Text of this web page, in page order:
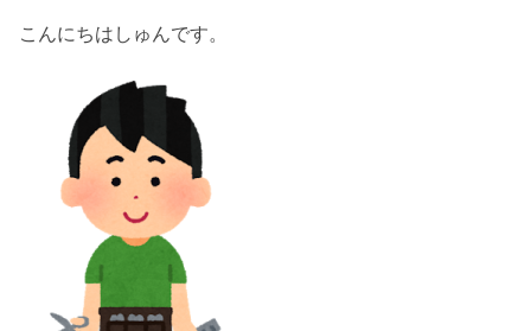
こんにちはしゅんです。